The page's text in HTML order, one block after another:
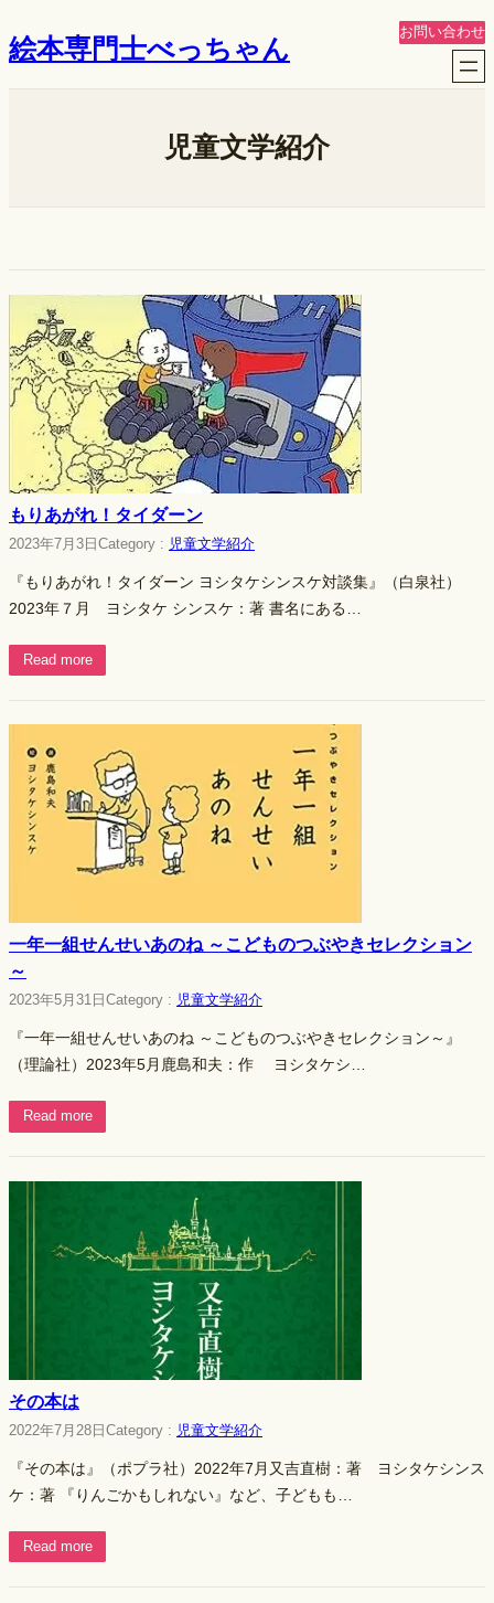
容
絵本専門士べっちゃん
お問い合わせ
児童文学紹介
もりあがれ！タイダーン
2023年7月3日 Category : 児童文学紹介
『もりあがれ！タイダーン ヨシタケシンスケ対談集』（白泉社）
2023年７月 ヨシタケ シンスケ：著 書名にある…
Read more
一年一組せんせいあのね ～こどものつぶやきセレクション
～
2023年5月31日 Category : 児童文学紹介
『一年一組せんせいあのね ～こどものつぶやきセレクション～』
（理論社）2023年5月鹿島和夫：作 ヨシタケシ…
Read more
その本は
2022年7月28日 Category : 児童文学紹介
『その本は』（ポプラ社）2022年7月又吉直樹：著 ヨシタケシンス
ケ：著 『りんごかもしれない』など、子どもも…
Read more